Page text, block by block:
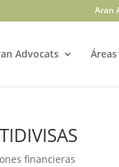
Aran
Advocats
financieras